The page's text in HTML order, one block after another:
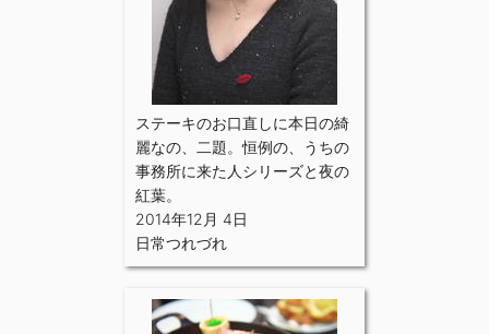
ステーキのお口直しに本日の綺
麗なの、二題。恒例の、うちの
事務所に来た人シリーズと夜の
紅葉。
2014年12月 4日
日常つれづれ